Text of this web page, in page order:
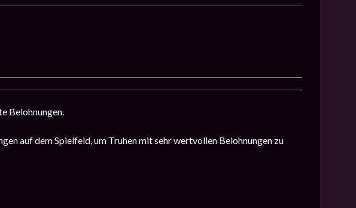
Belohnungen.
auf dem Spielfeld, um Truhen mit sehr wertvollen Belohnungen zu